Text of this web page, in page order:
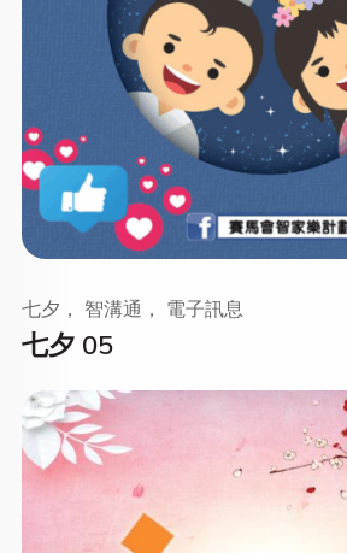
七夕 05
七夕， 智溝通， 電子訊息